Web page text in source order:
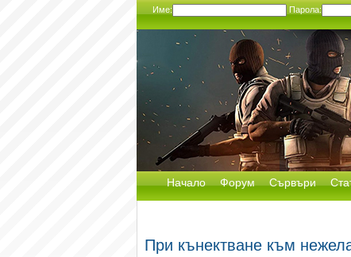
Име: Парола:
Начало Форум Сървъри
При кънектване към